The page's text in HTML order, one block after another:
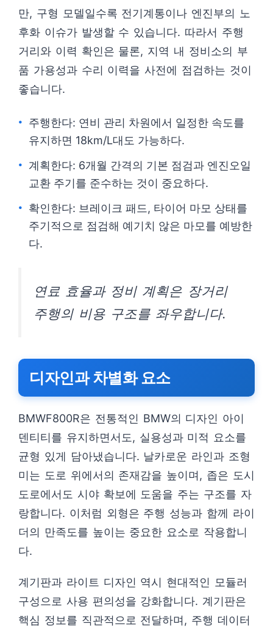
만, 구형 모델일수록 전기계통이나 엔진부의 노
후화 이슈가 발생할 수 있습니다. 따라서 주행
거리와 이력 확인은 물론, 지역 내 정비소의 부
품 가용성과 수리 이력을 사전에 점검하는 것이
좋습니다.
주행한다: 연비 관리 차원에서 일정한 속도를
유지하면 18km/L대도 가능하다.
계획한다: 6개월 간격의 기본 점검과 엔진오일
교환 주기를 준수하는 것이 중요하다.
확인한다: 브레이크 패드, 타이어 마모 상태를
주기적으로 점검해 예기치 않은 마모를 예방한
다.
연료 효율과 정비 계획은 장거리
주행의 비용 구조를 좌우합니다.
디자인과 차별화 요소
BMWF800R은 전통적인 BMW의 디자인 아이
덴티티를 유지하면서도, 실용성과 미적 요소를
균형 있게 담아냈습니다. 날카로운 라인과 조형
미는 도로 위에서의 존재감을 높이며, 좁은 도시
도로에서도 시야 확보에 도움을 주는 구조를 자
랑합니다. 이처럼 외형은 주행 성능과 함께 라이
더의 만족도를 높이는 중요한 요소로 작용합니
다.
계기판과 라이트 디자인 역시 현대적인 모듈러
구성으로 사용 편의성을 강화합니다. 계기판은
핵심 정보를 직관적으로 전달하며, 주행 데이터